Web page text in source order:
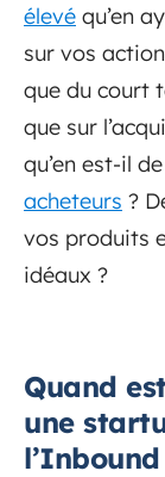
élevé qu’en
sur vos
que du court
que sur
qu’en est-il de
acheteurs ?
vos produits
idéaux ?
Quand
une
l’Inbound